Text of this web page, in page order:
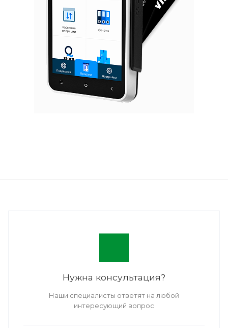
Нужна консультация?
Наши специалисты ответят на любой
интересующий вопрос